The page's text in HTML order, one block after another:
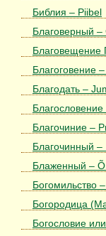
Библия – Piibel
Благоверный –
Благовещение
Благоговение
Благодать –
Благочиние –
Благочинный –
Блаженный –
Богомильство
Богородица
Богословие